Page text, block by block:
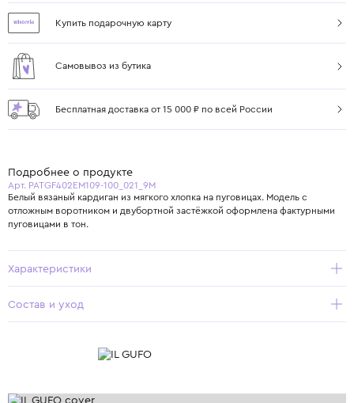
Купить подарочную карту
Самовывоз из бутика
Бесплатная доставка от 15 000 ₽ по всей России
Подробнее о продукте
Арт. PATGF402EM109-100_021_9M
Белый вязаный кардиган из мягкого хлопка на пуговицах. Модель с
отложным воротником и двубортной застёжкой оформлена фактурными
пуговицами в тон.
Характеристики
Состав и уход